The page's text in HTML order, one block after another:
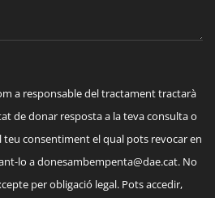
a responsable del tractament tractarà
de donar resposta a la teva consulta o
teu consentiment el qual pots revocar en
lo adonesambempenta@dae.cat. No
per obligació legal. Pots accedir,